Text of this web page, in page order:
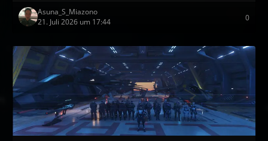
Asuna_S_Miazono
21. Juli 2026 um 17:44
0